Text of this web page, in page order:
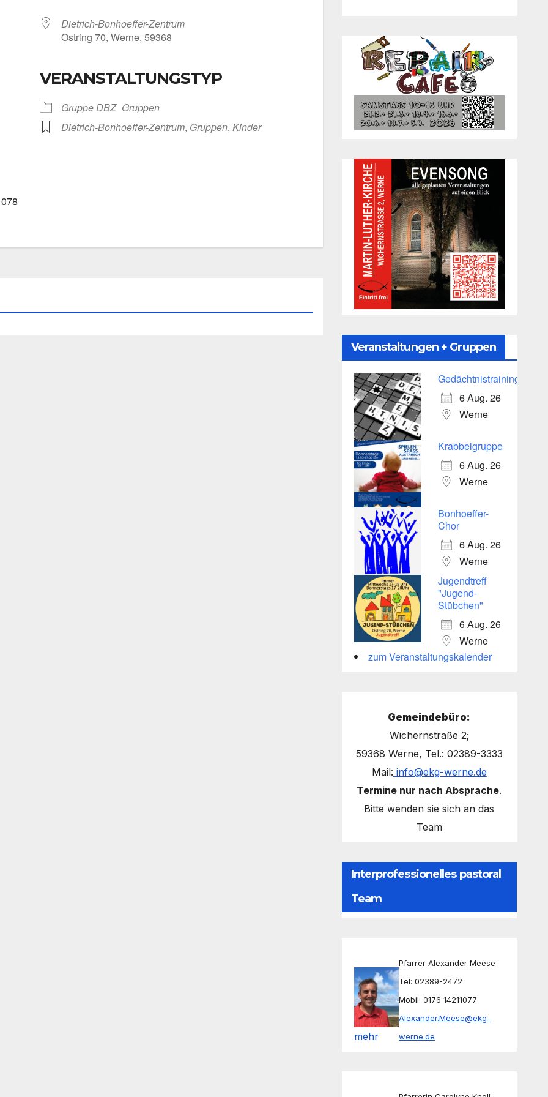
Out­look Live
Dietrich-Bonhoeffer-Zentrum
Ost­ring 70, Wer­ne, 59368
VERANSTALTUNGSTYP
Grup­pe DBZ Grup­pen
Dietrich-Bonhoeffer-Zentrum, Grup­pen, Kin­der
Veranstaltungen + Gruppen
Gedächtnistraining
6 Aug. 26
Werne
Krabbelgruppe
6 Aug. 26
Werne
Bonhoeffer-
Chor
6 Aug. 26
Werne
Jugendtreff
"Jugend-
Stübchen"
6 Aug. 26
Werne
zum Veranstaltungskalender
Gemeindebüro:
Wichernstraße 2;
59368 Werne, Tel.: 02389-3333
Mail: info@ekg-werne.de
Termine nur nach Absprache.
Bitte wenden sie sich an das
Team
Interprofessionelles pastoral
Team
mehr
Pfarrer Alexander Meese
Tel: 02389-2472
Mobil: 0176 14211077
Alexander.Meese@ekg-
werne.de